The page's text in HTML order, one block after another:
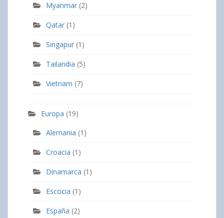
Myanmar (2)
Qatar (1)
Singapur (1)
Tailandia (5)
Vietnam (7)
Europa (19)
Alemania (1)
Croacia (1)
Dinamarca (1)
Escocia (1)
España (2)